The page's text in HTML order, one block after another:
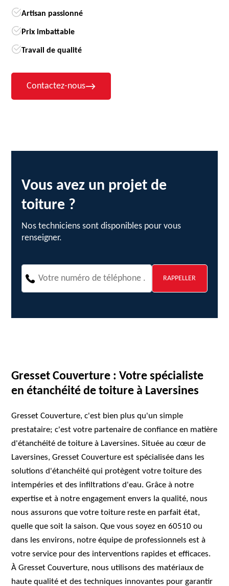
Artisan passionné
Prix imbattable
Travail de qualité
Contactez-nous
Vous avez un projet de
toiture ?
Nos techniciens sont disponibles pour vous
renseigner.
Gresset Couverture : Votre spécialiste
en étanchéité de toiture à Laversines
Gresset Couverture, c'est bien plus qu'un simple
prestataire; c'est votre partenaire de confiance en matière
d'étanchéité de toiture à Laversines. Située au cœur de
Laversines, Gresset Couverture est spécialisée dans les
solutions d'étanchéité qui protègent votre toiture des
intempéries et des infiltrations d'eau. Grâce à notre
expertise et à notre engagement envers la qualité, nous
nous assurons que votre toiture reste en parfait état,
quelle que soit la saison. Que vous soyez en 60510 ou
dans les environs, notre équipe de professionnels est à
votre service pour des interventions rapides et efficaces.
À Gresset Couverture, nous utilisons des matériaux de
haute qualité et des techniques innovantes pour garantir